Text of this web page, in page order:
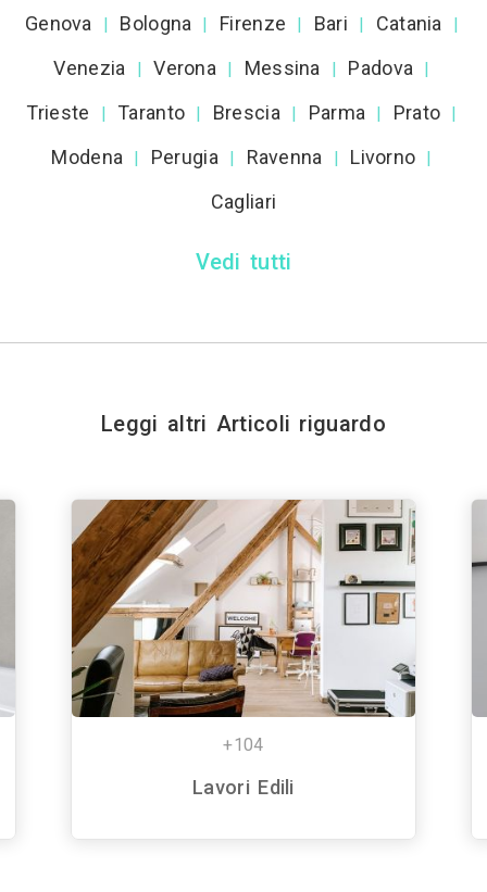
Genova | Bologna | Firenze | Bari | Catania |
Venezia | Verona | Messina | Padova |
Trieste | Taranto | Brescia | Parma | Prato |
Modena | Perugia | Ravenna | Livorno |
Cagliari
Vedi tutti
Leggi altri Articoli riguardo
+104
Lavori Edili